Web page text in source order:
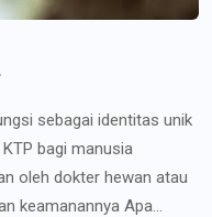
sebagai identitas unik
bagi manusia
oleh dokter hewan atau
keamanannya Apa...